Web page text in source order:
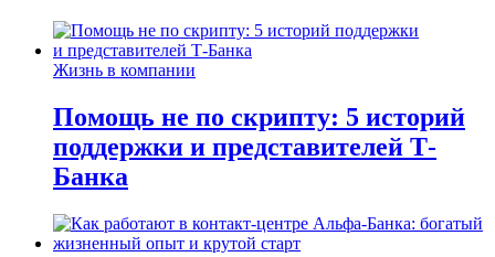
Жизнь в компании
Помощь не по скрипту: 5 историй
поддержки и представителей Т-
Банка